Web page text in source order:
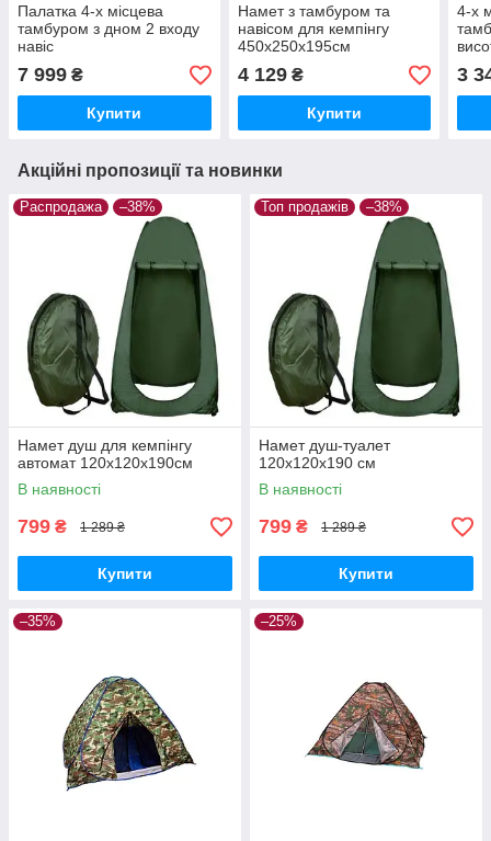
Палатка 4-х місцева
тамбуром з дном 2 входу
навіс
7 999 ₴
Купити
Намет з тамбуром та
навісом для кемпінгу
450x250x195см
4 129₴
Купити
4-х
3
Акційні пропозиції та новинки
Распродажа –38%
Намет душ для кемпінгу
автомат 120x120x190см
В наявності
799 ₴ 1 289 ₴
Купити
Топ продажів –38%
Намет душ-туалет
120x120x190 см
В наявності
799 ₴ 1 289 ₴
Купити
–35% –25%